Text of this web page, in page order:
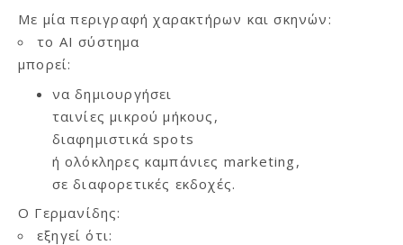
Με μία περιγραφή χαρακτήρων και σκηνών:
το AI σύστημα
μπορεί:
να δημιουργήσει
ταινίες μικρού μήκους,
διαφημιστικά spots
ή ολόκληρες καμπάνιες marketing,
σε διαφορετικές εκδοχές.
Ο Γερμανίδης:
εξηγεί ότι: